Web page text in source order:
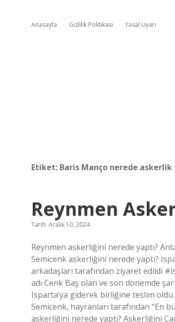
Anasayfa Gizlilik Politikası Yasal Uyarı
Etiket: Baris Manço nerede askerlik
Reynmen
Tarih: Aralık 10, 2024
Reynmen askerliğini nerede yaptı?
Semicenk askerliğini nerede yaptı?
arkadaşları tarafından ziyaret edildi
adı Cenk Baş olan ve son dönemde
Isparta’ya giderek birliğine teslim
Semicenk, hayranları tarafından “En
askerliğini nerede yaptı? Askerliğini